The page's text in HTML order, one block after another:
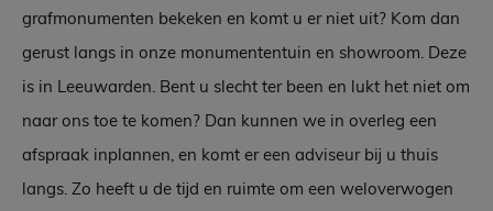
grafmonumenten bekeken en komt u er niet uit? Kom dan
gerust langs in onze monumententuin en showroom. Deze
is in Leeuwarden. Bent u slecht ter been en lukt het niet om
naar ons toe te komen? Dan kunnen we in overleg een
afspraak inplannen, en komt er een adviseur bij u thuis
langs. Zo heeft u de tijd en ruimte om een weloverwogen